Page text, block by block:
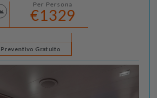
Per Persona
€1329
Preventivo Gratuito